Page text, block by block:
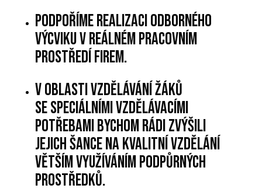
Podpoříme realizaci odborného
výcviku v reálném pracovním
prostředí firem.
V oblasti vzdělávání žáků
se speciálními vzdělávacími
potřebami bychom rádi zvýšili
jejich šance na kvalitní vzdělání
větším využíváním podpůrných
prostředků.